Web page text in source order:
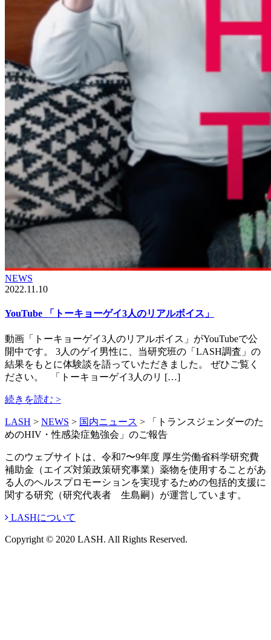
NEWS
2022.11.10
YouTube 「トーキョーゲイ3人のリアルボイス」
動画「トーキョーゲイ3人のリアルボイス」がYouTubeで公
開中です。 3人のゲイ男性に、当研究班の「LASH調査」の
結果をもとに体験談を語っていただきました。 ぜひご覧く
ださい。 「トーキョーゲイ3人のリ […]
続きを読む >
LASH > NEWS > 国内ニュース >
「トランスジェンダーのた
めのHIV・性感染症勉強会」のご報告
このウェブサイトは、令和7〜9年度 厚生労働省科学研究費
補助金（エイズ対策政策研究事業）薬物を使用することがあ
る人のヘルスプロモーションを実現するための包括的支援に
関する研究（研究代表者 生島嗣）が運営しています。
LASHについて
Copyright © 2020 LASH. All Rights Reserved.